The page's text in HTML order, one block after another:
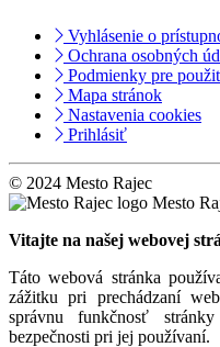
Vyhlásenie o
Ochrana osobných
Podmienky pre
Mapa stránok
Nastavenia cookies
Prihlásiť
© 2024 Mesto Rajec
Mesto
Vitajte na našej webovej
Táto webová stránka
zážitku pri prechádzaní
správnu funkčnosť
bezpečnosti pri jej používaní.